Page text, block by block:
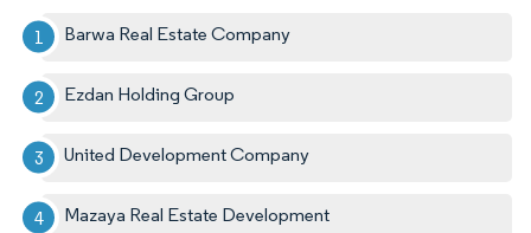
Barwa Real Estate Company
Ezdan Holding Group
United Development Company
Mazaya Real Estate Development